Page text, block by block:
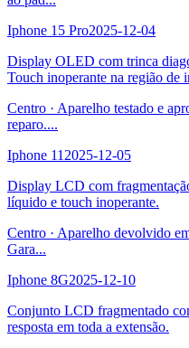
Iphone 15 Pro2025-12-04
Display OLED com trinca
Touch inoperante na região de
Centro · Aparelho testado e
reparo....
Iphone 11 2025-12-05
Display LCD com
líquido e touch inoperante.
Centro · Aparelho devolvido
Gara...
Iphone 8G2025-12-10
Conjunto LCD fragmentado
resposta em toda a extensão.